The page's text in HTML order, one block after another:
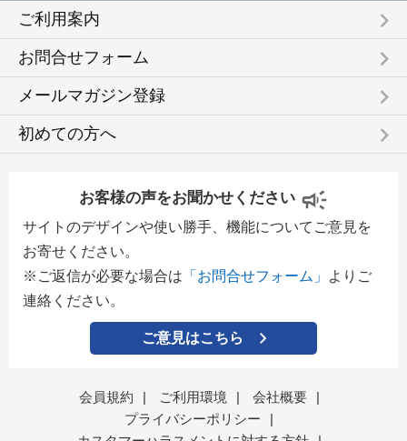
ご利用案内 keyboard_arrow_right
お問合せフォーム keyboard_arrow_right
メールマガジン登録 keyboard_arrow_right
初めての方へ keyboard_arrow_right
お客様の声をお聞かせください
サイトのデザインや使い勝手、機能についてご意見を
お寄せください。
※ご返信が必要な場合は 「お問合せフォーム」
よりご
連絡ください。
ご意見はこちら
会員規約 | ご利用環境 | 会社概要
|
プライバシーポリシー
|